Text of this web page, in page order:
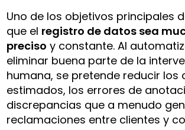
Uno de los objetivos principales
que el registro de datos sea
preciso y constante. Al
eliminar buena parte de la
humana, se pretende reducir los
estimados, los errores de
discrepancias que a menudo
reclamaciones entre clientes y